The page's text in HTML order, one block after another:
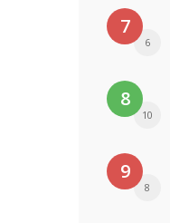
7
6
8
10
9
8